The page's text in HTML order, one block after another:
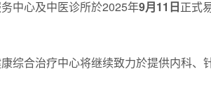
中心及中医诊所於2025年9月11 日正式
综合治疗中心将继续致力於提供内科、